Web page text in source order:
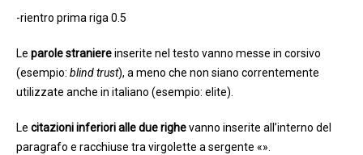
-rientro prima riga 0.5
Le parole straniereinserite nel testo vanno messe in corsivo
(esempio: blind trust), a meno che non siano correntemente
utilizzate anche in italiano (esempio: elite).
Le citazioni inferiori alle due righevanno inserite all’interno del
paragrafo e racchiuse tra virgolette a sergente «».